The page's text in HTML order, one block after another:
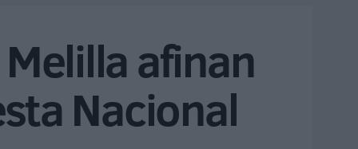
afinan
Nacional